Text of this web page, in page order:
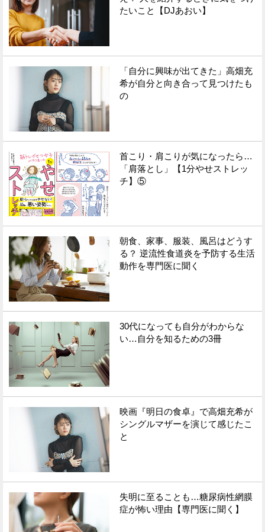
たいこと【DJあおい】
「自分に興味が出てきた」高畑充
希が自分と向き合って見つけたも
の
首こり・肩こりが気になったら…
「肩落とし」【1分やせストレッ
チ】⑤
朝食、家事、服装、風呂はどうす
る？ 逆流性食道炎を予防する生活
動作を専門医に聞く
30代になっても自分がわからな
い…自分を知るための3冊
映画『明日の食卓』で高畑充希が
シングルマザーを演じて感じたこ
と
失明に至ることも…糖尿病性網膜
症が怖い理由【専門医に聞く】